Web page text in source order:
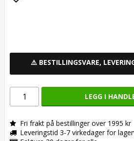
⚠️ BESTILLINGSVARE,
LEGG I
Fri frakt på bestillinger over 1995 kr
Leveringstid 3-7 virkedager for